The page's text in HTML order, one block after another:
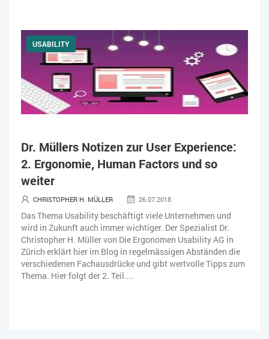
USABILITY
Dr. Müllers Notizen zur User Experience:
2. Ergonomie, Human Factors und so
weiter
CHRISTOPHER H. MÜLLER 26.07.2018
Das Thema Usability beschäftigt viele Unternehmen und
wird in Zukunft auch immer wichtiger. Der Spezialist Dr.
Christopher H. Müller von Die Ergonomen Usability AG in
Zürich erklärt hier im Blog in regelmässigen Abständen die
verschiedenen Fachausdrücke und gibt wertvolle Tipps zum
Thema. Hier folgt der 2. Teil....